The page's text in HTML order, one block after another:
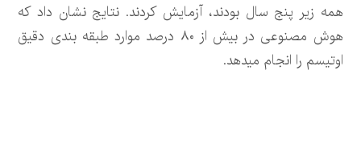
همه زیر پنج سال بودند، آزمایش کردند. نتایج نشان داد که
هوش مصنوعی در بیش از ۸۰ درصد موارد طبقه بندی دقیق
اوتیسم را انجام می‎دهد.